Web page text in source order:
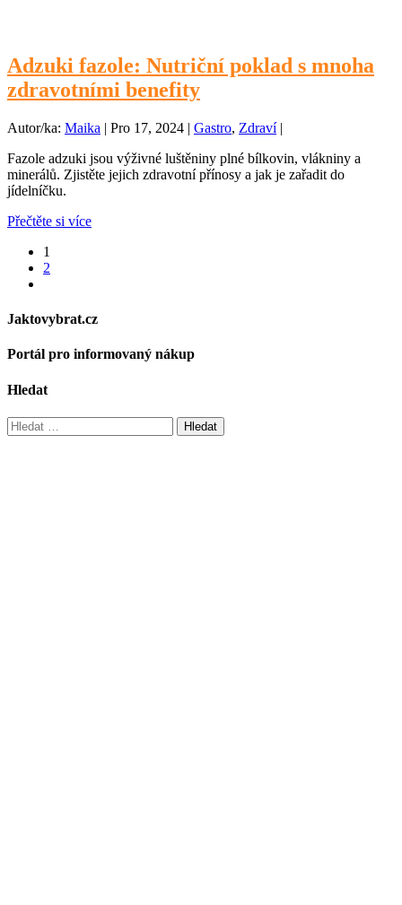
Adzuki fazole: Nutriční poklad s mnoha
zdravotními benefity
Autor/ka: Maika | Pro 17, 2024 | Gastro, Zdraví|
Fazole adzuki jsou výživné luštěniny plné bílkovin, vlákniny a
minerálů. Zjistěte jejich zdravotní přínosy a jak je zařadit do
jídelníčku.
Přečtěte si více
1
2
Jaktovybrat.cz
Portál pro informovaný nákup
Hledat
Vyhledávání